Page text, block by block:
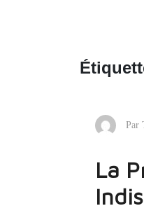
Par
La